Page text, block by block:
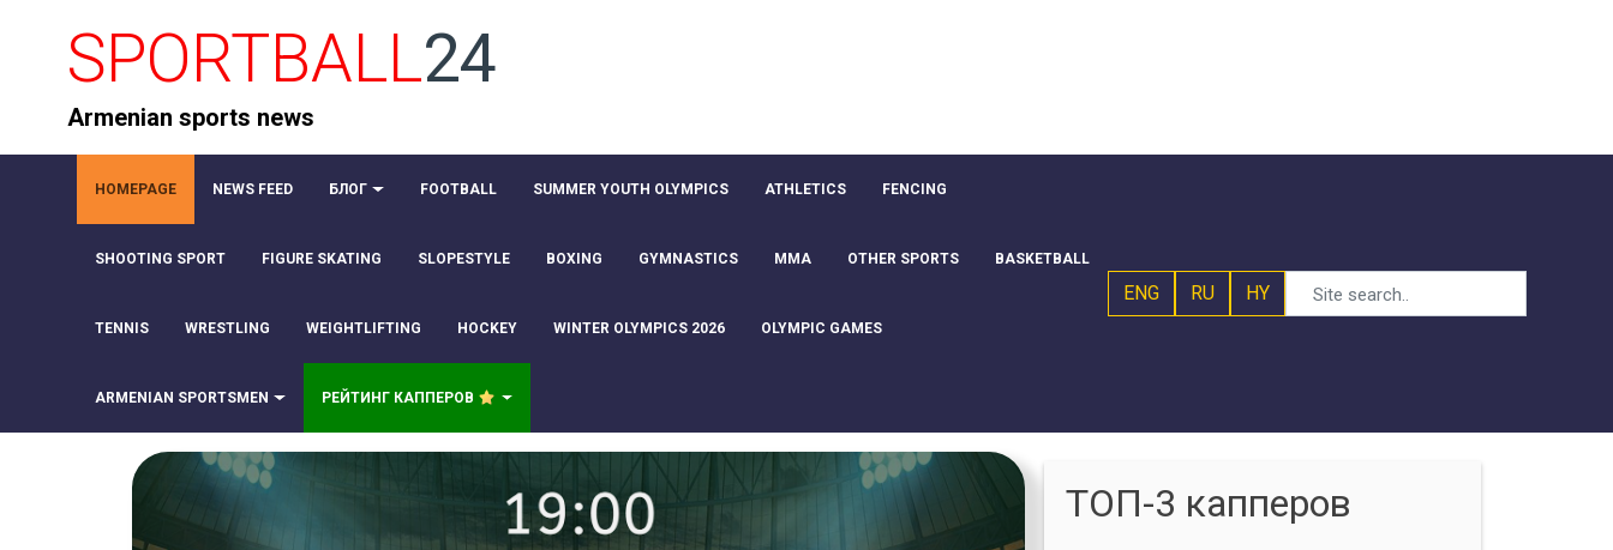
SPORTBALL24
Armenian sports news
HOMEPAGE NEWS FEED БЛОГ FOOTBALL SUMMER YOUTH OLYMPICS ATHLETICS FENCING
SHOOTING SPORT FIGURE SKATING SLOPESTYLE BOXING GYMNASTICS MMA OTHER SPORTS BASKETBALL
TENNIS WRESTLING WEIGHTLIFTING HOCKEY WINTER OLYMPICS 2026 OLYMPIC GAMES
ARMENIAN SPORTSMEN РЕЙТИНГ КАППЕРОВ
ENG RU HY
ТОП-3 капперов